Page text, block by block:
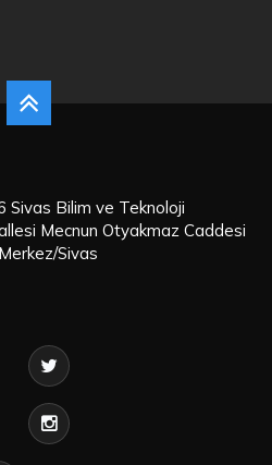
Bilim ve Teknoloji
Mecnun Otyakmaz Caddesi
Sivas